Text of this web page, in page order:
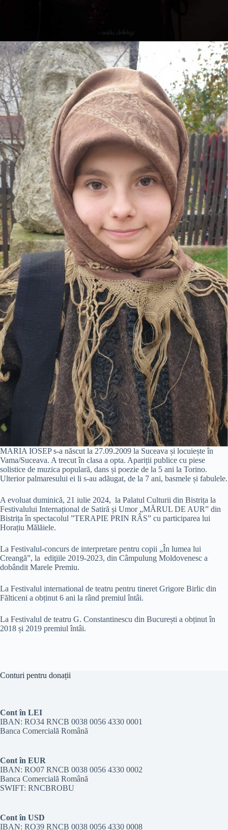
MARIA IOSEP s-a născut la 27.09.2009 la Suceava și locuiește în
Vama/Suceava. A trecut în clasa a opta. Apariții publice cu piese
solistice de muzica populară, dans și poezie de la 5 ani la Torino.
Ulterior palmaresului ei li s-au adăugat, de la 7 ani, basmele și fabulele.
A evoluat duminică, 21 iulie 2024, la Palatul Culturii din Bistrița la
Festivalului Internațional de Satiră și Umor „MĂRUL DE AUR” din
Bistrița în spectacolul ”TERAPIE PRIN RÂS” cu participarea lui
Horațiu Mălăiele.
La Festivalul-concurs de interpretare pentru copii „În lumea lui
Creangă”, la ediţiile 2019-2023, din Câmpulung Moldovenesc a
dobândit Marele Premiu.
La Festivalul international de teatru pentru tineret Grigore Birlic din
Fălticeni a obținut 6 ani la rând premiul întâi.
La Festivalul de teatru G. Constantinescu din București a obținut în
2018 și 2019 premiul întâi.
Conturi pentru donații
Cont în LEI
IBAN: RO34 RNCB 0038 0056 4330 0001
Banca Comercială Română
Cont în EUR
IBAN: RO07 RNCB 0038 0056 4330 0002
Banca Comercială Română
SWIFT: RNCBROBU
Cont în USD
IBAN: RO39 RNCB 0038 0056 4330 0008